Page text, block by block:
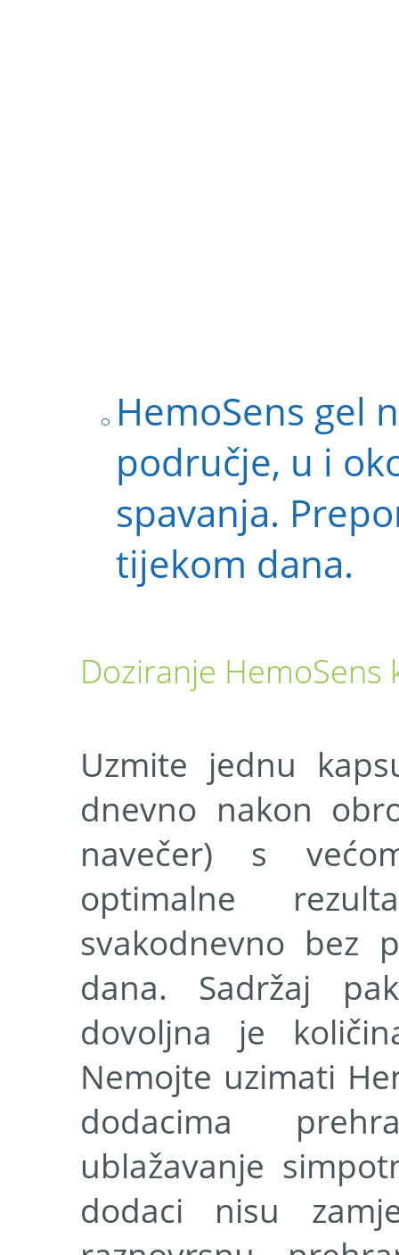
HemoSens gel
područje, u i
spavanja.
tijekom dana.
Doziranje HemoSens
Uzmite jednu
dnevno nakon
navečer) s
optimalne
svakodnevno bez
dana. Sadržaj
dovoljna je
Nemojte uzimati
dodacima
ublažavanje
dodaci nisu